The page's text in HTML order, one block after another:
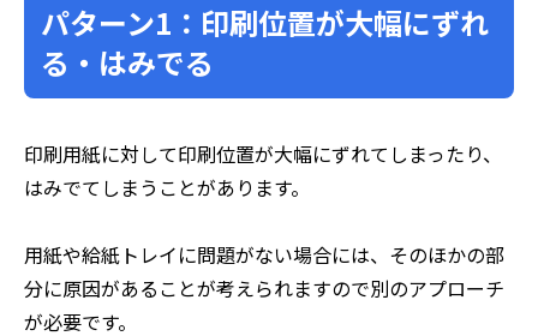
パターン1：印刷位置が大幅にずれ
る・はみでる
印刷用紙に対して印刷位置が大幅にずれてしまったり、
はみでてしまうことがあります。
用紙や給紙トレイに問題がない場合には、そのほかの部
分に原因があることが考えられますので別のアプローチ
が必要です。